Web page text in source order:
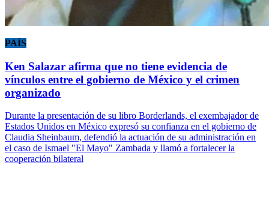
PAÍS
Ken Salazar afirma que no tiene evidencia de
vínculos entre el gobierno de México y el crimen
organizado
Durante la presentación de su libro Borderlands, el exembajador de
Estados Unidos en México expresó su confianza en el gobierno de
Claudia Sheinbaum, defendió la actuación de su administración en
el caso de Ismael "El Mayo" Zambada y llamó a fortalecer la
cooperación bilateral